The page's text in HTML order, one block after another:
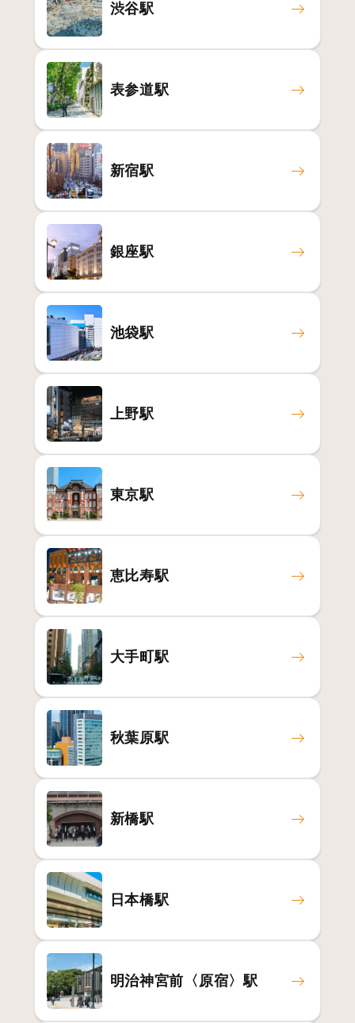
渋谷駅
表参道駅
新宿駅
銀座駅
池袋駅
上野駅
東京駅
恵比寿駅
大手町駅
秋葉原駅
新橋駅
日本橋駅
明治神宮前〈原宿〉駅